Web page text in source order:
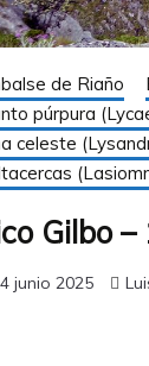
de Riaño
púrpura
celeste
Gilbo
junio 2025